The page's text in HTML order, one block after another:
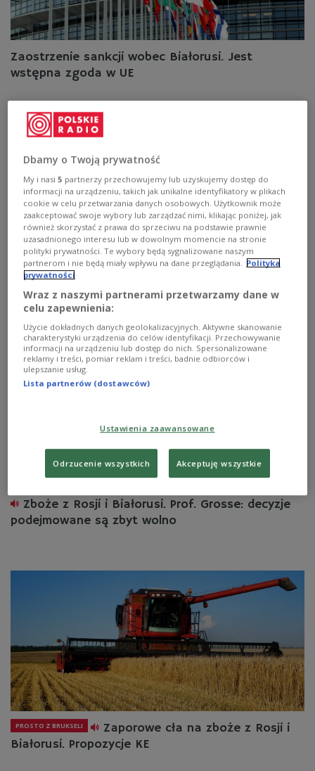
Zaostrzenie sankcji wobec Białorusi. Jest
wstępna zgoda w UE
"Białorusini w Polsce dziękują za pomoc". Są
szacunkowe dane
Zboże z Rosji i Białorusi. Prof. Grosse: decyzje
podejmowane są zbyt wolno
PROSTO Z BRUKSELI
Zaporowe cła na zboże z Rosji i
Białorusi. Propozycje KE
Dbamy o Twoją prywatność
My i nasi5 partnerzy przechowujemy lub uzyskujemy dostęp do
informacji na urządzeniu, takich jak unikalne identyfikatory w plikach
cookie w celu przetwarzania danych osobowych. Użytkownik może
zaakceptować swoje wybory lub zarządzać nimi, klikając poniżej, jak
również skorzystać z prawa do sprzeciwu na podstawie prawnie
uzasadnionego interesu lub w dowolnym momencie na stronie
polityki prywatności. Te wybory będą sygnalizowane naszym
partnerom i nie będą miały wpływu na dane przeglądania. Polityka
prywatności
Wraz z naszymi partnerami przetwarzamy dane w
celu zapewnienia:
Użycie dokładnych danych geolokalizacyjnych. Aktywne skanowanie
charakterystyki urządzenia do celów identyfikacji. Przechowywanie
informacji na urządzeniu lub dostęp do nich. Spersonalizowane
reklamy i treści, pomiar reklam i treści, badnie odbiorców i
ulepszanie usług.
Lista partnerów (dostawców)
Ustawienia zaawansowane
Odrzucenie wszystkich Akceptuję wszystkie